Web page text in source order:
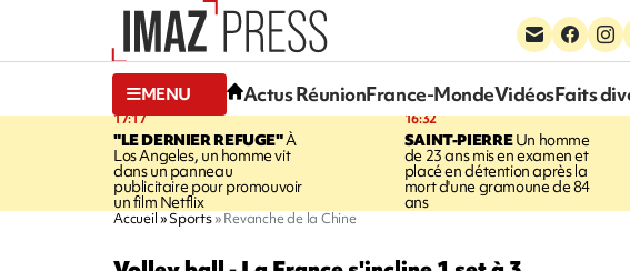
MENU Actus RéunionFrance-MondeVidéosFaits
17:17
"LE DERNIER REFUGE"À
Los Angeles, un homme vit
dans un panneau
publicitaire pour promouvoir
un film Netflix
16:32
SAINT-PIERREUn homme
de 23 ans mis en examen et
placé en détention après la
mort d'une gramoune de 84
ans
Accueil Sports Revanche de la Chine